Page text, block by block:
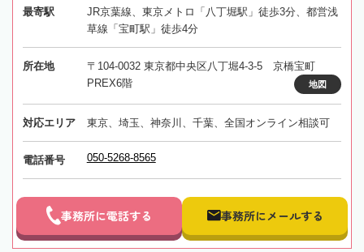
最寄駅
JR京葉線、東京メトロ「八丁堀駅」徒歩3分、都営浅
草線「宝町駅」徒歩4分
所在地
〒104-0032 東京都中央区八丁堀4-3-5 京橋宝町
PREX6階
地図
対応エリア 東京、埼玉、神奈川、千葉、全国オンライン相談可
電話番号 050-5268-8565
事務所に電話する 事務所にメールする